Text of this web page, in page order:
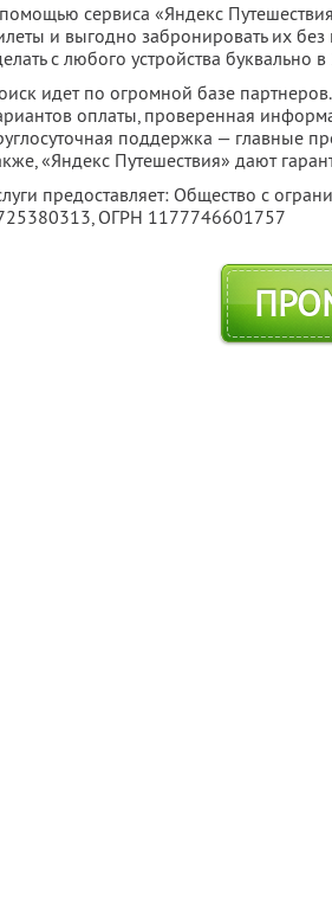
сервиса «Яндекс
и выгодно забронировать их
с любого устройства буквально
идет по огромной базе
оплаты, проверенная
поддержка — главные
«Яндекс Путешествия» дают
предоставляет: Общество с
, ОГРН 1177746601757